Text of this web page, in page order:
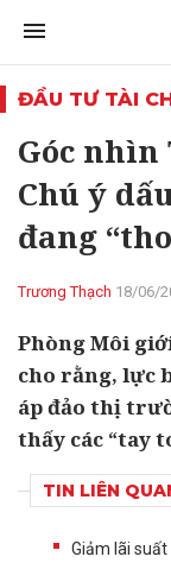
ĐẦU TƯ TÀI
Góc nhìn
Chú ý
đang
Trương Thạch 18/06/
Phòng Môi
cho rằng, lực
áp đảo thị
thấy các “tay
TIN LIÊN
Giảm lãi suất